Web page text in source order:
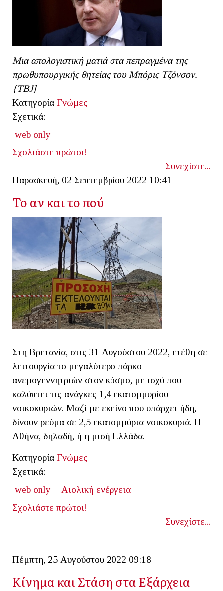
Μια απολογιστική ματιά στα πεπραγμένα της
πρωθυπουργικής θητείας του Μπόρις Τζόνσον.
{ΤΒJ]
Κατηγορία Γνώμες
Σχετικά:
web only
Σχολιάστε πρώτοι!
Συνεχίστε...
Παρασκευή, 02 Σεπτεμβρίου 2022 10:41
Το αν και το πού
Στη Βρετανία, στις 31 Αυγούστου 2022, ετέθη σε
λειτουργία το μεγαλύτερο πάρκο
ανεμογεννητριών στον κόσμο, με ισχύ που
καλύπτει τις ανάγκες 1,4 εκατομμυρίου
νοικοκυριών. Μαζί με εκείνο που υπάρχει ήδη,
δίνουν ρεύμα σε 2,5 εκατομμύρια νοικοκυριά. Η
Αθήνα, δηλαδή, ή η μισή Ελλάδα.
Κατηγορία Γνώμες
Σχετικά:
web only
Αιολική ενέργεια
Σχολιάστε πρώτοι!
Συνεχίστε...
Πέμπτη, 25 Αυγούστου 2022 09:18
Κίνημα και Στάση στα Εξάρχεια